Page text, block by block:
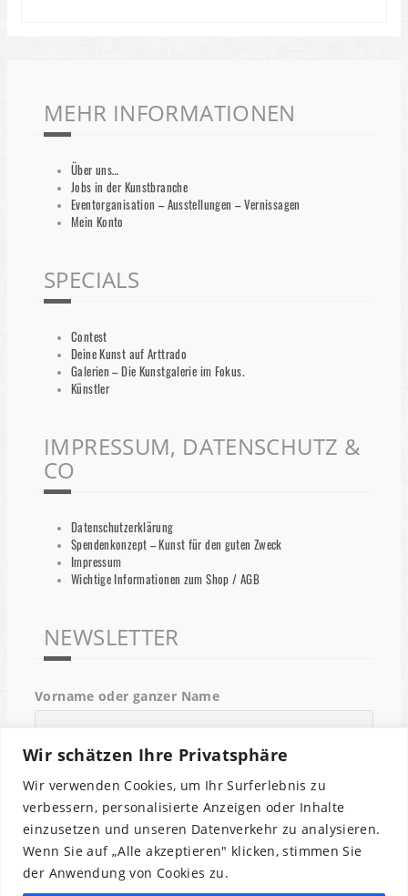
Wir schätzen Ihre Privatsphäre
Wir verwenden Cookies, um Ihr Surferlebnis zu
verbessern, personalisierte Anzeigen oder Inhalte
einzusetzen und unseren Datenverkehr zu analysieren.
Wenn Sie auf „Alle akzeptieren" klicken, stimmen Sie
der Anwendung von Cookies zu.
MEHR INFORMATIONEN
Über uns…
Jobs in der Kunstbranche
Eventorganisation – Ausstellungen – Vernissagen
Mein Konto
SPECIALS
Contest
Deine Kunst auf Arttrado
Galerien – Die Kunstgalerie im Fokus.
Künstler
IMPRESSUM, DATENSCHUTZ &
CO
Datenschutzerklärung
Spendenkonzept – Kunst für den guten Zweck
Impressum
Wichtige Informationen zum Shop / AGB
NEWSLETTER
Vorname oder ganzer Name
Email
Indem Du fortfährst, akzeptierst Du unsere
Datenschutzerklärung.